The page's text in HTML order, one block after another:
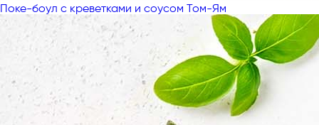
Поке-боул с креветками и соусом Том-Ям